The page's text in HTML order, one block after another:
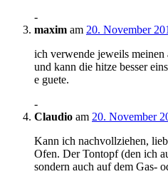
-
maxim am 20. November
ich verwende jeweils meinen
und kann die hitze besser
e guete.
-
Claudio am 20. November
Kann ich nachvollziehen,
Ofen. Der Tontopf (den ich
sondern auch auf dem Gas-